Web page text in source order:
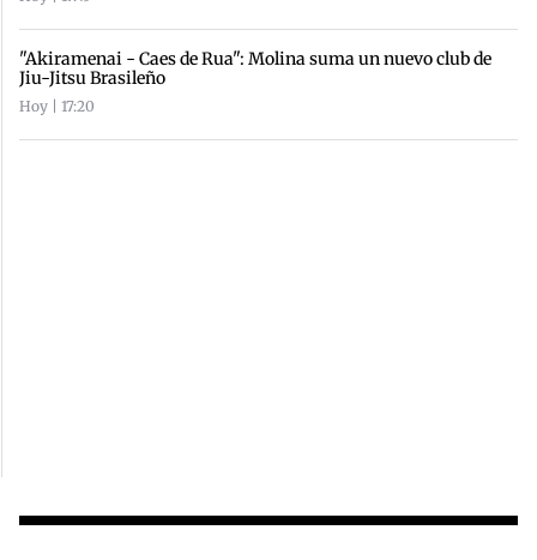
"Akiramenai - Caes de Rua": Molina suma un nuevo club de
Jiu-Jitsu Brasileño
Hoy | 17:20